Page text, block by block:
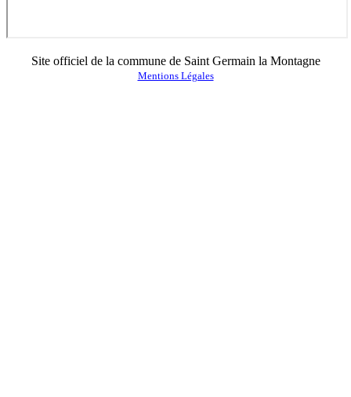
Site officiel de la commune de Saint Germain la Montagne
Mentions Légales